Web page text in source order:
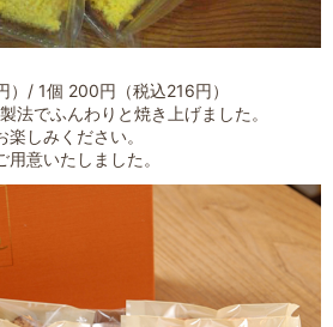
/ 1個 200円（税込216円）
法でふんわりと焼き上げました。
しみください。
意いたしました。